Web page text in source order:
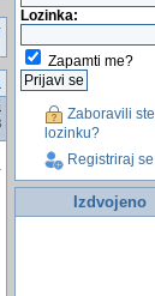
Lozinka:
Zapamti me?
Zaboravili ste
lozinku?
Registriraj se
Izdvojeno